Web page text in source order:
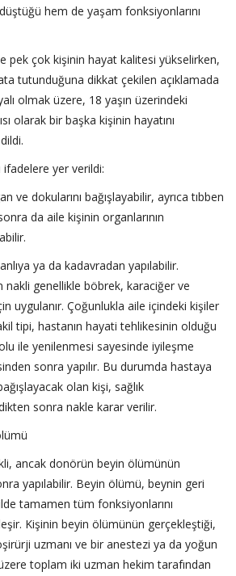
hem de yaşam fonksiyonlarını
pek çok kişinin hayat kalitesi yükselirken,
tutunduğuna dikkat çekilen açıklamada
olmak üzere, 18 yaşın üzerindeki
olarak bir başka kişinin hayatını
ifadelere yer verildi:
ve dokularını bağışlayabilir, ayrıca tıbben
da aile kişinin organlarının
ya da kadavradan yapılabilir.
nakli genellikle böbrek, karaciğer ve
uygulanır. Çoğunlukla aile içindeki kişiler
tipi, hastanın hayati tehlikesinin olduğu
ile yenilenmesi sayesinde iyileşme
sonra yapılır. Bu durumda hastaya
olan kişi, sağlık
sonra nakle karar verilir.
ancak donörün beyin ölümünün
yapılabilir. Beyin ölümü, beynin geri
tamamen tüm fonksiyonlarını
Kişinin beyin ölümünün gerçekleştiği,
uzmanı ve bir anestezi ya da yoğun
toplam iki uzman hekim tarafından